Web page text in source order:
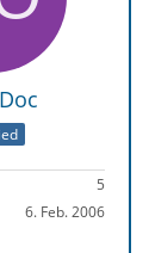
5
6. Feb. 2006